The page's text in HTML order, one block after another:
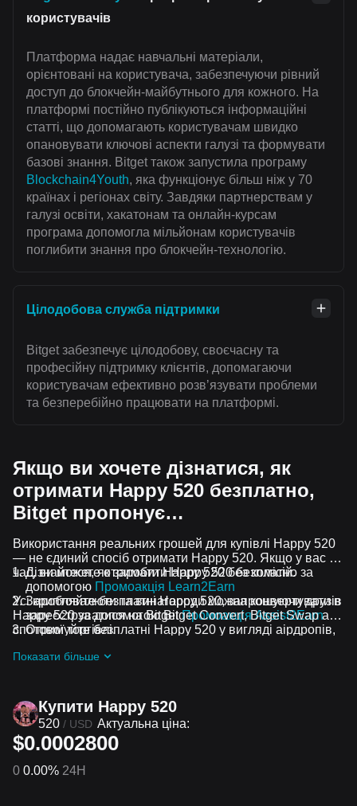
користувачів
Платформа надає навчальні матеріали,
орієнтовані на користувача, забезпечуючи рівний
доступ до блокчейн-майбутнього для кожного. На
платформі постійно публікуються інформаційні
статті, що допомагають користувачам швидко
опановувати ключові аспекти галузі та формувати
базові знання. Bitget також запустила програму
Blockchain4Youth, яка функціонує більш ніж у 70
країнах і регіонах світу. Завдяки партнерствам у
галузі освіти, хакатонам та онлайн-курсам
програма допомогла мільйонам користувачів
поглибити знання про блокчейн-технологію.
Цілодобова служба підтримки
Bitget забезпечує цілодобову, своєчасну та
професійну підтримку клієнтів, допомагаючи
користувачам ефективно розвʼязувати проблеми
та безперебійно працювати на платформі.
Якщо ви хочете дізнатися, як
отримати Happy 520 безплатно,
Bitget пропонує…
Використання реальних грошей для купівлі Happy 520
— не єдиний спосіб отримати Happy 520. Якщо у вас є
час, ви можете отримати Happy 520 без комісій.
Дізнайтеся, як заробити Happy 520 безплатно за
допомогою Промоакція Learn2Earn
Заробляйте безплатні Happy 520, запрошуючи друзів
зареєструватися на BitgetПромоакція Assist2Earn
Отримуйте безплатні Happy 520 у вигляді аірдропів,
Усі криптовалюти та винагороди можна конвертувати в
Happy 520 за допомогою Bitget Convert, Bitget Swap або
спотової торгівлі.
Показати більше
Купити Happy 520
520 / USD Актуальна ціна:
$0.0002800
0 0.00% 24H